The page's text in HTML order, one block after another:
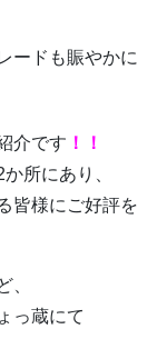
ードも賑やかに
介です ！！
所にあり、
皆様にご好評を
、
っ蔵にて